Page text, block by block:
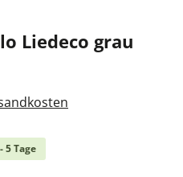
Liedeco grau
5 Tage